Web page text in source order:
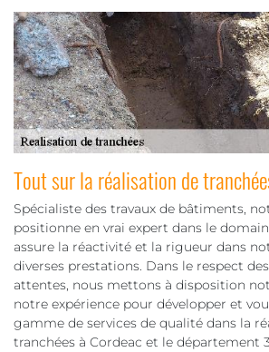
Tout sur la réalisation de
Spécialiste des travaux de bâtiments,
positionne en vrai expert dans le
assure la réactivité et la rigueur dans
diverses prestations. Dans le respect
attentes, nous mettons à disposition
notre expérience pour développer et
gamme de services de qualité dans la
tranchées à Cordeac et le département